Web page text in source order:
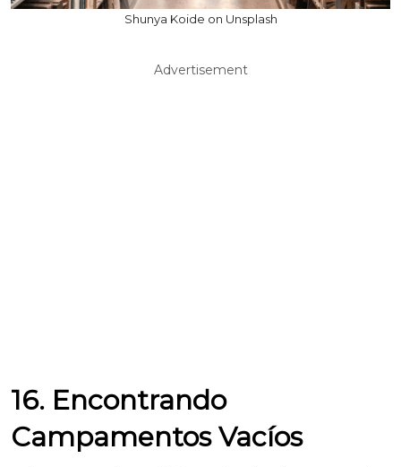
Shunya Koide on Unsplash
Advertisement
16. Encontrando
Campamentos Vacíos